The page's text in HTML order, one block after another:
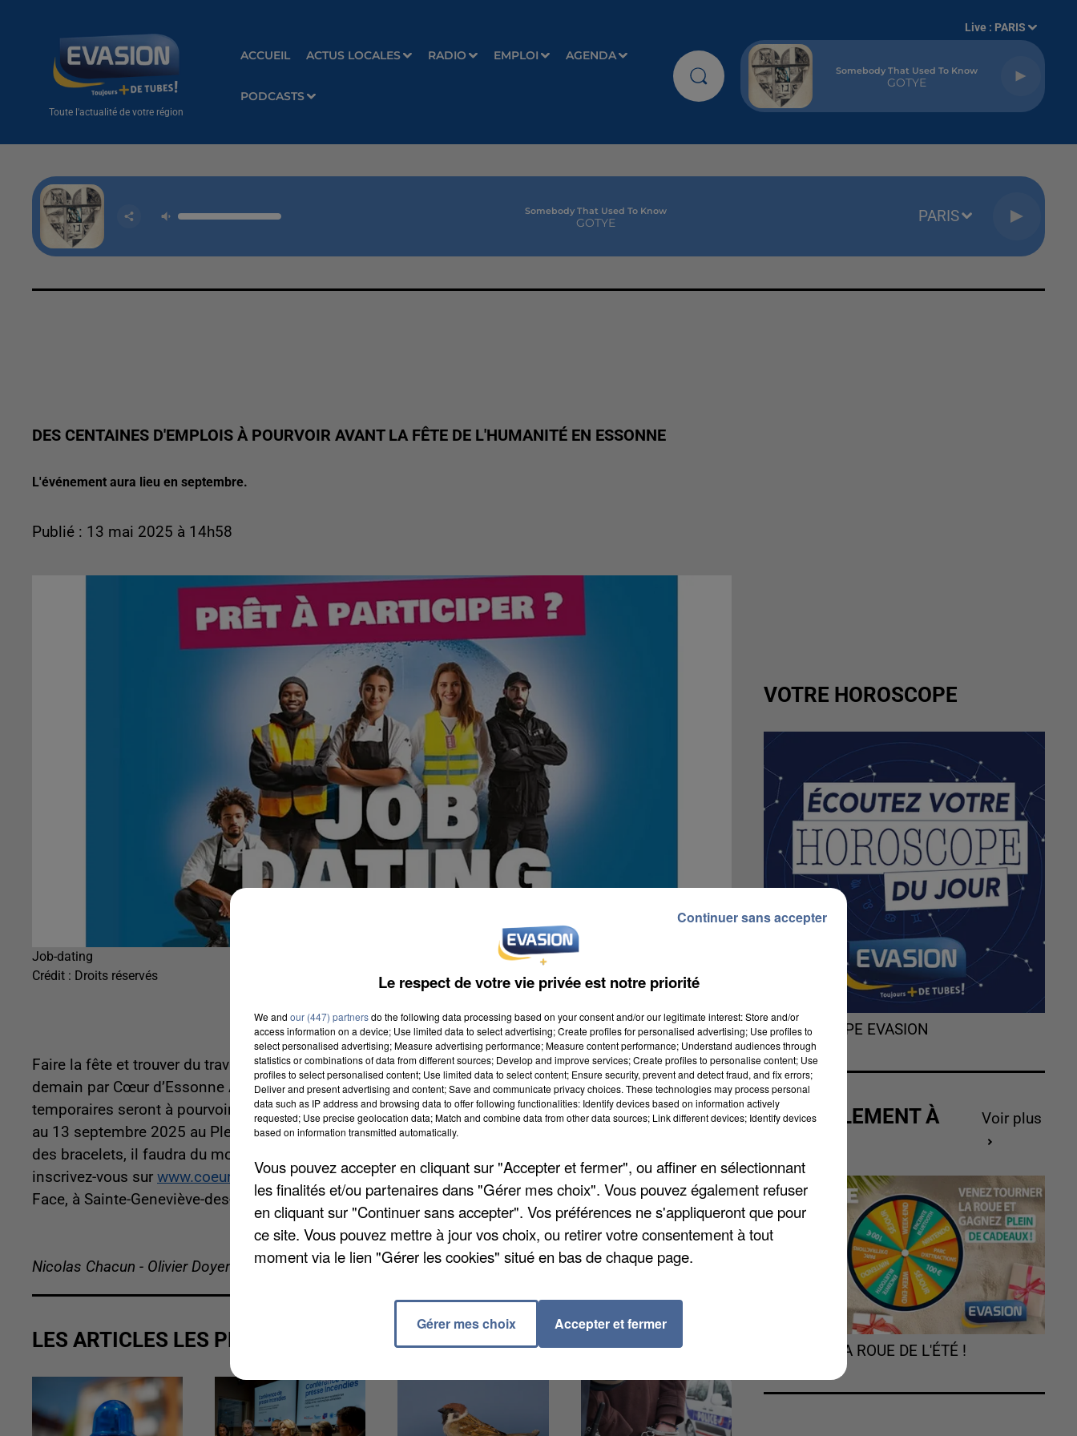
Toute l'actualité de votre région
ACCUEIL ACTUS LOCALES RADIO EMPLOI AGENDA
PODCASTS
Live : PARIS
Somebody That Used To Know
GOTYE
Somebody That Used To Know
GOTYE PARIS
DES CENTAINES D'EMPLOIS À POURVOIR AVANT LA FÊTE DE L'HUMANITÉ EN ESSONNE
L'événement aura lieu en septembre.
Publié : 13 mai 2025 à 14h58
Job-dating
Crédit : Droits réservés
Faire la fête et trouver du travail en même temps : c’est possible avec le job-dating qui sera organisé
demain par Cœur d’Essonne Agglo à l’approche de la Fête de l’Humanité. Environ 400 emplois
temporaires seront à pourvoir pour assurer le bon déroulement de cet événement qui se tiendra du 11
au 13 septembre 2025 au Plessis-Pâté. Scan des billets, orientation dans les parkings ou encore pose
des bracelets, il faudra du monde pour encadrer les 450.000 visiteurs attendus sur la Base 217. Alors
inscrivez-vous sur www.coeuressonne.fret rendez-vous ce mercredi, entre 17h et 20h à la Piscine d’En
Face, à Sainte-Geneviève-des-Bois, muni de votre CV.
Nicolas Chacun - Olivier Doyen
LES ARTICLES LES PLUS VUS
VOTRE HOROSCOPE
L'HOROSCOPE EVASION
ACTUELLEMENT À
Voir plus
TOURNEZ LA ROUE DE L'ÉTÉ !
Le respect de votre vie privée est notre priorité
We and our (447) partnersdo the following data processing based on your consent and/or our legitimate interest: Store and/or
access information on a device; Use limited data to select advertising; Create profiles for personalised advertising; Use profiles to
select personalised advertising; Measure advertising performance; Measure content performance; Understand audiences through
statistics or combinations of data from different sources; Develop and improve services; Create profiles to personalise content; Use
profiles to select personalised content; Use limited data to select content; Ensure security, prevent and detect fraud, and fix errors;
Deliver and present advertising and content; Save and communicate privacy choices. These technologies may process personal
data such as IP address and browsing data to offer following functionalities: Identify devices based on information actively
requested; Use precise geolocation data; Match and combine data from other data sources; Link different devices; Identify devices
based on information transmitted automatically.
Vous pouvez accepter en cliquant sur "Accepter et fermer", ou affiner en sélectionnant
les finalités et/ou partenaires dans "Gérer mes choix". Vous pouvez également refuser
en cliquant sur "Continuer sans accepter". Vos préférences ne s'appliqueront que pour
ce site. Vous pouvez mettre à jour vos choix, ou retirer votre consentement à tout
moment via le lien "Gérer les cookies" situé en bas de chaque page.
Gérer mes choix Accepter et fermer
Continuer sans accepter